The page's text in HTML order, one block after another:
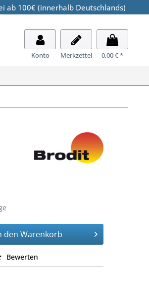
ab 100€ (innerhalb Deutschlands)
Konto Merkzettel 0,00 € *
den Warenkorb
Bewerten